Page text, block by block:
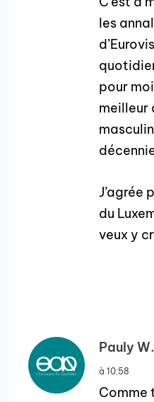
les
pour
meilleur
J’agrée
du
veux y
Pauly W.
à 10:58
Comme